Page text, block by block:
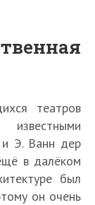
театров
и Э. Ванн дер
в далёком
был
он очень